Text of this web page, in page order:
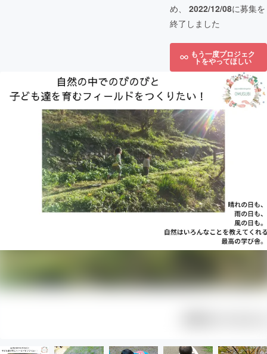
め、 2022/12/08に募集を
終了しました
もう一度プロジェク
トをやってほしい